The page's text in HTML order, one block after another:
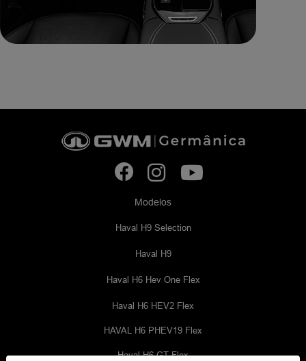
Modelos
Haval H9 Selection
Haval H9
Haval H6 Hev One Flex
Haval H6 HEV2 Flex
HAVAL H6 PHEV19 Flex
Haval H6 GT Flex